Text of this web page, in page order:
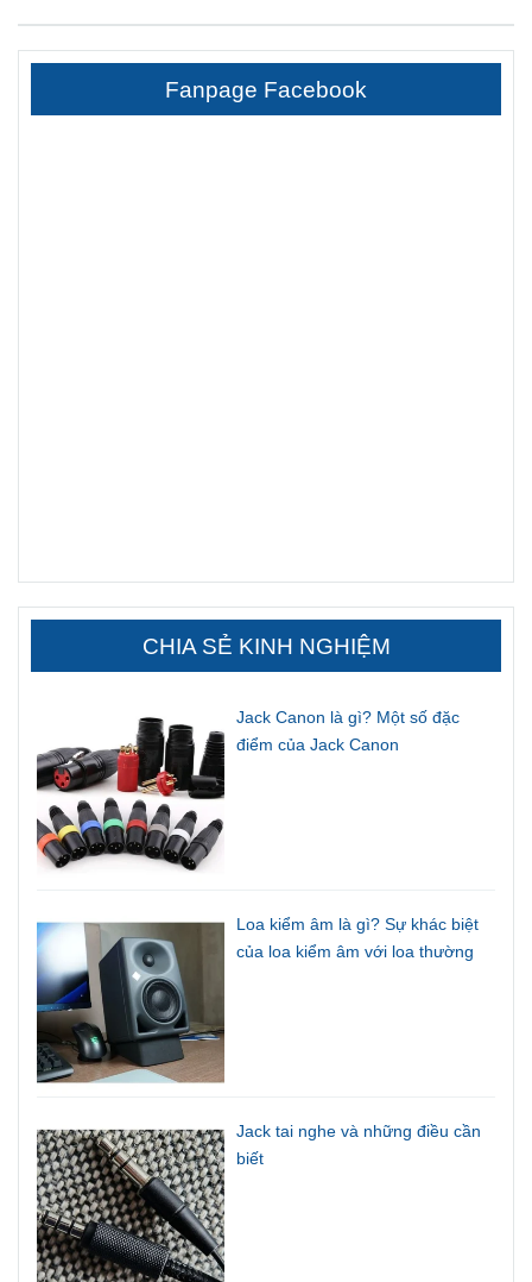
Fanpage Facebook
CHIA SẺ KINH NGHIỆM
Jack Canon là gì? Một số đặc
điểm của Jack Canon
Loa kiểm âm là gì? Sự khác biệt
của loa kiểm âm với loa thường
Jack tai nghe và những điều cần
biết